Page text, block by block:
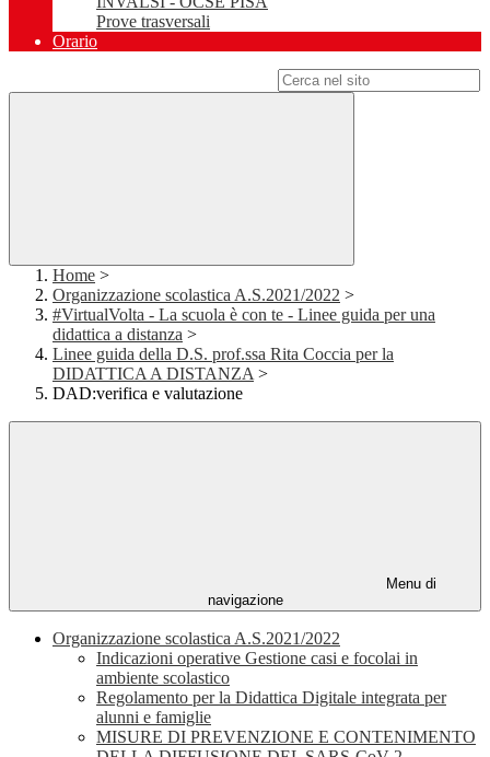
Prove trasversali
Orario
Home >
Organizzazione scolastica A.S.2021/2022 >
#VirtualVolta - La scuola è con te - Linee guida per una
didattica a distanza >
Linee guida della D.S. prof.ssa Rita Coccia per la
DIDATTICA A DISTANZA >
DAD:verifica e valutazione
Menu di
navigazione
Organizzazione scolastica A.S.2021/2022
Indicazioni operative Gestione casi e focolai in
ambiente scolastico
Regolamento per la Didattica Digitale integrata per
alunni e famiglie
MISURE DI PREVENZIONE E CONTENIMENTO